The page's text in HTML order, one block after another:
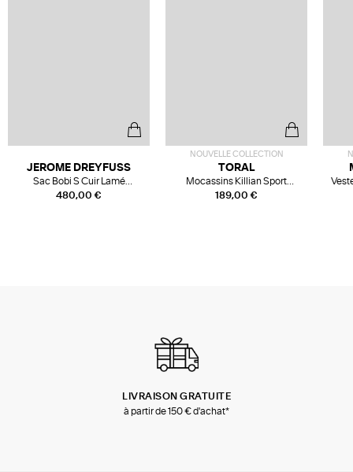
480,00 €
JEROME DREYFUSS
Sac Bobi S Cuir Lamé
Champagne
NOUVELLE COLLECTION
189,00 €
TORAL
Mocassins Killian Sport
Mousse
LIVRAISON GRATUITE
à partir de 150 € d'achat*